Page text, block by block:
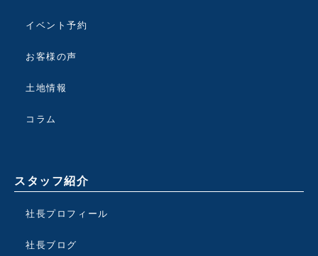
イベント予約
お客様の声
土地情報
コラム
スタッフ紹介
社長プロフィール
社長ブログ